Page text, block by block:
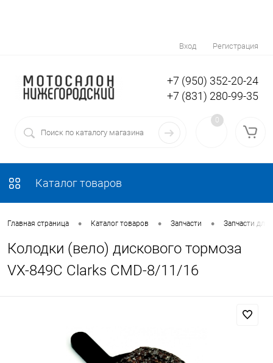
Вход Регистрация
+7 (950) 352-20-24
+7 (831) 280-99-35
0
Каталог товаров
Главная страница • Каталог товаров • Запчасти • Запчасти для
Колодки (вело) дискового тормоза
VX-849C Clarks CMD-8/11/16